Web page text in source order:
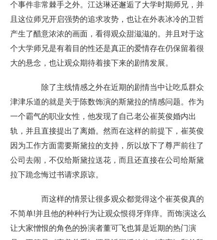
个事件非常棘手之外。江达琳还邂逅了大学时期师兄，并
且这位师兄开启强势的追求攻势，也让在外表冰冷的卫哲
产生了醋意浓浓的画面，看得观众甜滋滋的。并且对于这
个大学师兄是有着目的性还是真正的爱情存在仍保留着很
大的悬念，也让观众期待着接下来的剧情发展。
除了主线情感之外在近期的剧情当中让吃瓜群众
津津乐道的就是关于陈数饰演的斯黛拉的情感问题。作为
一个霸气的职业女性，他发现了自己老公崔英俊婚内出
轨，并且直接提出了离婚。然而在这样的前提下，崔英俊
因为工作方面需要斯黛拉的支持，所以放下了尊严前往了
公司去闹，不仅给斯黛拉送花，而且还直接在公司给斯黛
拉下跪念悔过书请求原谅。
而这样的情景让很多观众都觉得这个崔英俊真的
不简单!并且他的种种行为让观众恨得牙痒痒。而饰演这么
让大家憎恨的角色的扮演者董可飞也算是近期的热门演